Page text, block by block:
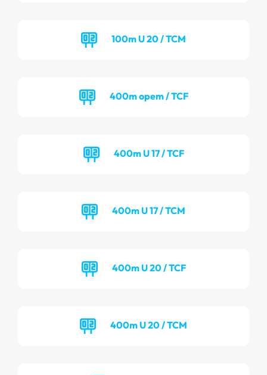
100m U 20 / TCM
400m opem / TCF
400m U 17 / TCF
400m U 17 / TCM
400m U 20 / TCF
400m U 20 / TCM